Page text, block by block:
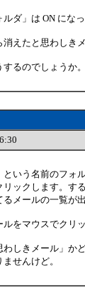
ルダ」は ON にな
消えたと思わしき
るのでしょうか。
いう名前のフォ
リックします。す
メールの一覧が
をマウスでクリ
しきメール」か
せんけど。